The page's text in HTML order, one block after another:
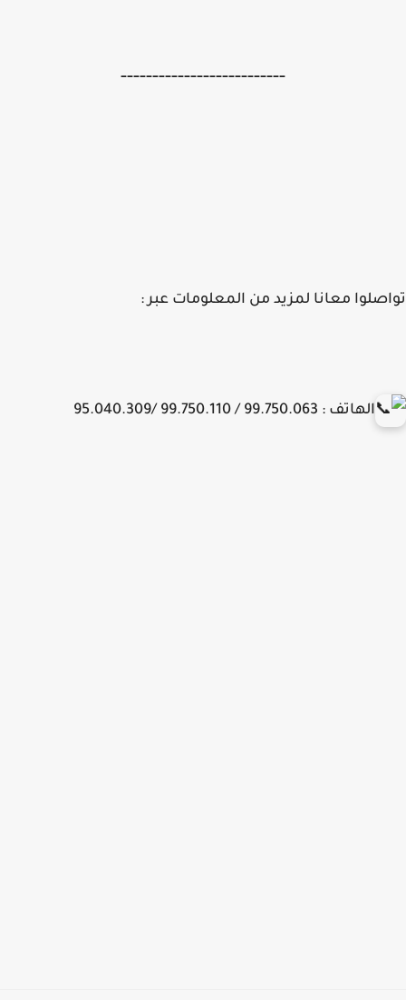
--------------------------
معانا لمزيد من المعلومات عبر :
الهاتف : 99.750.063 / 99.750.110 /95.040.309